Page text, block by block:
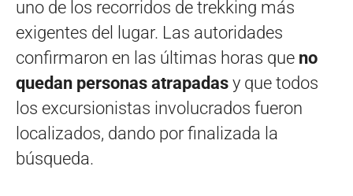
uno de los recorridos de trekking más
exigentes del lugar. Las autoridades
confirmaron en las últimas horas que no
quedan personas atrapadas y que todos
los excursionistas involucrados fueron
localizados, dando por finalizada la
búsqueda.